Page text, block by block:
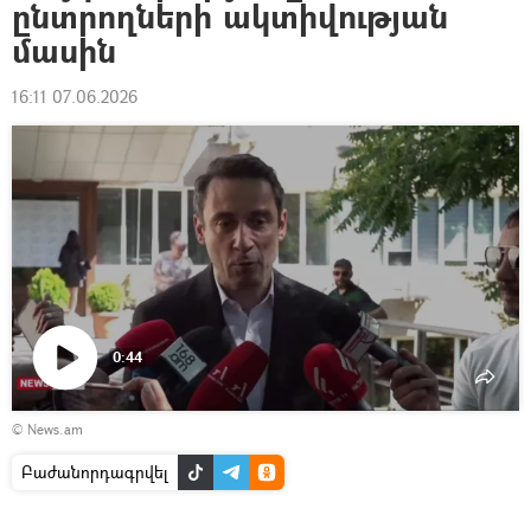
ընտրողների ակտիվության
մասին
16:11 07.06.2026
Դիտել
տեսանյութը
0:44
© News.am
Բաժանորդագրվել